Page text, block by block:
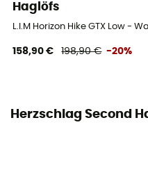
Haglöfs
L.I.M Horizon Hike GTX Low -
158,90 € 198,90 € -20%
Herzschlag Second